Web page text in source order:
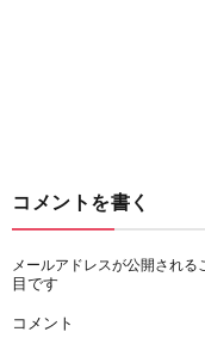
コメントを書く
メールアドレスが公開される
目です
コメント